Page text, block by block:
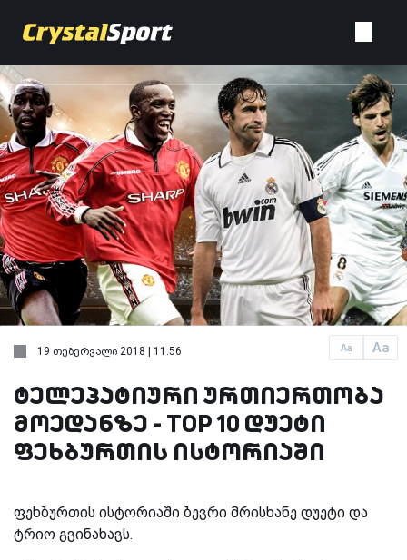
Aa Aa
19 თებერვალი 2018 | 11:56
ტელეპატიური ურთიერთობა
მოედანზე - TOP 10 დუეტი
ფეხბურთის ისტორიაში
ფეხბურთის ისტორიაში ბევრი მრისხანე დუეტი და
ტრიო გვინახავს.